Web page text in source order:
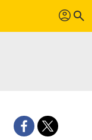
profil search